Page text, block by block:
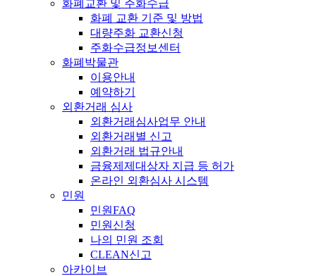
화폐교환 및 주화수급
화폐 교환 기준 및 방법
대량주화 교환신청
주화수급정보센터
화폐박물관
이용안내
예약하기
외환거래 심사
외환거래심사업무 안내
외환거래별 신고
외환거래 법규안내
금융제제대상자 지급 등 허가
온라인 외환심사 시스템
민원
민원FAQ
민원신청
나의 민원 조회
CLEAN신고
아카이브